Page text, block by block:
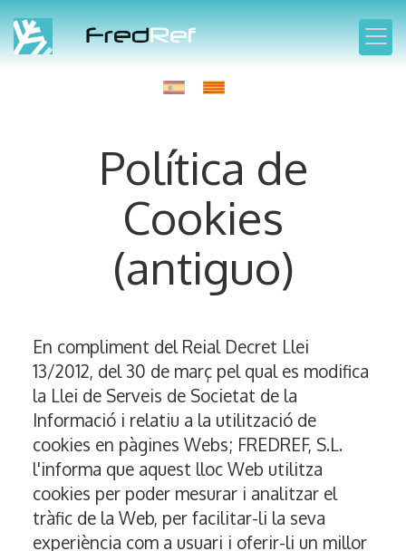
Política de
Cookies
(antiguo)
En compliment del Reial Decret Llei
13/2012, del 30 de març pel qual es modifica
la Llei de Serveis de Societat de la
Informació i relatiu a la utilització de
cookies en pàgines Webs; FREDREF, S.L.
l'informa que aquest lloc Web utilitza
cookies per poder mesurar i analitzar el
tràfic de la Web, per facilitar-li la seva
experiència com a usuari i oferir-li un millor